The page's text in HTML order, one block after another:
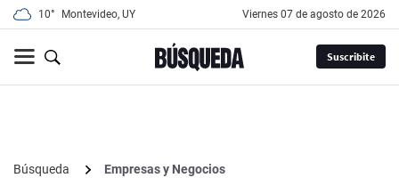
10° Montevideo, UY viernes 07 de agosto de 2026
Suscribite
Búsqueda
Empresas y Negocios